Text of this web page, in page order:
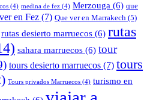
(4) medina de fez (4) Merzouga (6) que
en Fez (7) Que ver en Marrakech (5)
rutas desierto marruecos (6) rutas
sahara marruecos (6) tour
tours desierto marruecos (7) tours
Tours privados Marruecos (4) turismo en